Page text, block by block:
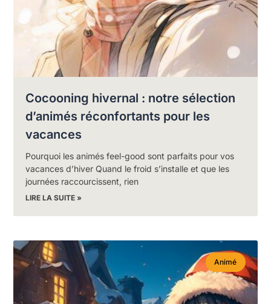
Cocooning hivernal : notre sélection
d’animés réconfortants pour les
vacances
Pourquoi les animés feel-good sont parfaits pour vos
vacances d’hiver Quand le froid s’installe et que les
journées raccourcissent, rien
LIRE LA SUITE »
Animé